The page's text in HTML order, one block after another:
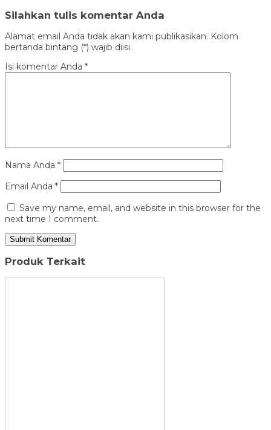
Silahkan tulis komentar Anda
Alamat email Anda tidak akan kami publikasikan. Kolom
bertanda bintang (*) wajib diisi.
Isi komentar Anda *
Nama Anda *
Email Anda *
Save my name, email, and website in this browser for the
next time I comment.
Produk Terkait